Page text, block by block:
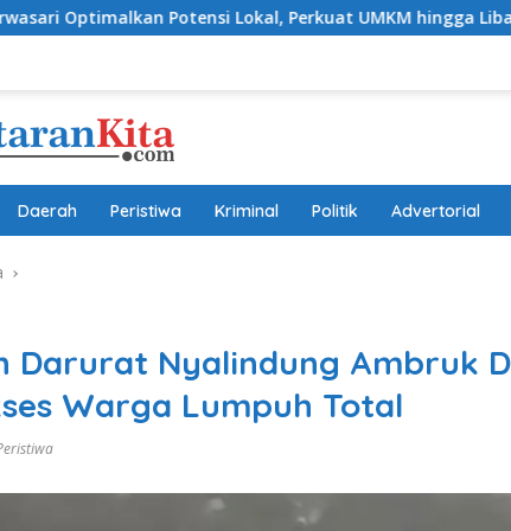
Potensi Lokal, Perkuat UMKM hingga Libatkan Pemuda
Daerah Peristiwa Kriminal Politik Advertorial
Darurat Nyalindung Ambruk
Warga Lumpuh Total